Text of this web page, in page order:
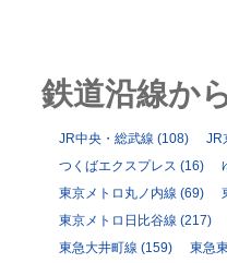
鉄道沿線か
JR中央・総武線 (108) JR
つくばエクスプレス (16)
東京メトロ丸ノ内線 (69)
東京メトロ日比谷線 (217)
東急大井町線 (159) 東急